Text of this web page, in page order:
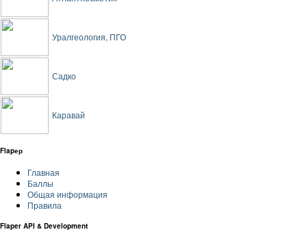
Уралгеология, ПГО
Садко
Каравай
Flapер
Главная
Баллы
Общая информация
Правила
Flaper API & Development